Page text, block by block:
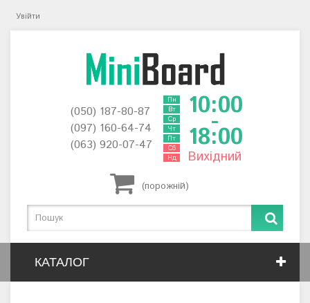
Увійти
(порожній)
(050) 187-80-87
(097) 160-64-74
(063) 920-07-47
Пн
Вт
Ср
Чт
Пт
Сб
Нд
10:00
-
18:00
Вихідний
КАТАЛОГ